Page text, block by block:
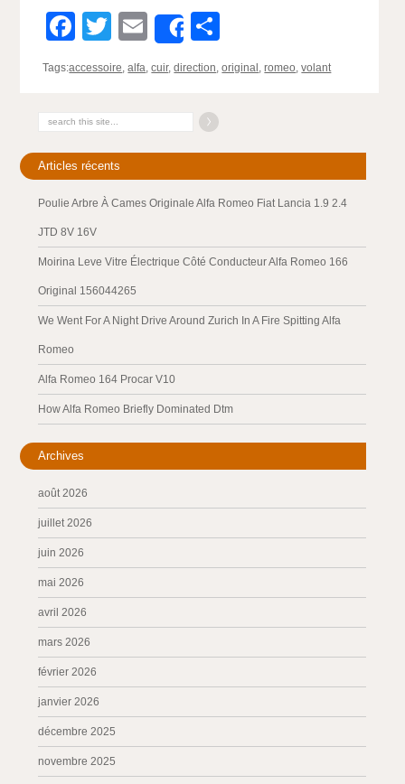
Facebook
Twitter
EmailShare
Tags:accessoire,alfa,cuir,direction,original ,romeo,volant
Articles récents
Poulie Arbre À Cames Originale Alfa Romeo Fiat Lancia 1.9 2.4
JTD 8V 16V
Moirina Leve Vitre Électrique Côté Conducteur Alfa Romeo 166
Original 156044265
We Went For A Night Drive Around Zurich In A Fire Spitting Alfa
Romeo
Alfa Romeo 164 Procar V10
How Alfa Romeo Briefly Dominated Dtm
Archives
août 2026
juillet 2026
juin 2026
mai 2026
avril 2026
mars 2026
février 2026
janvier 2026
décembre 2025
novembre 2025